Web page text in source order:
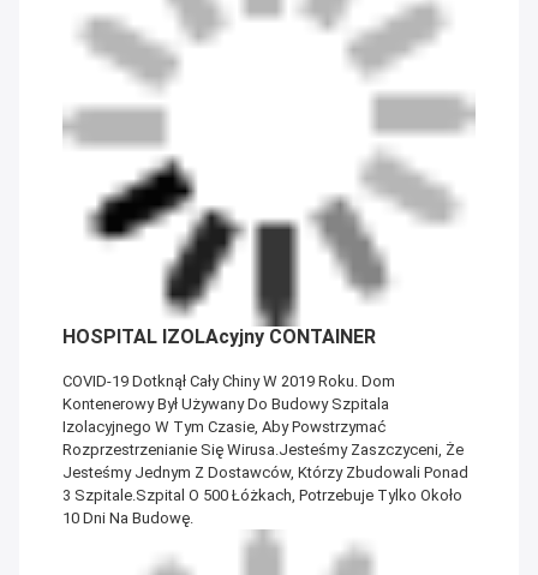
HOSPITAL IZOLAcyjny CONTAINER
COVID-19 Dotknął Cały Chiny W 2019 Roku. Dom
Kontenerowy Był Używany Do Budowy Szpitala
Izolacyjnego W Tym Czasie, Aby Powstrzymać
Rozprzestrzenianie Się Wirusa.Jesteśmy Zaszczyceni, Że
Jesteśmy Jednym Z Dostawców, Którzy Zbudowali Ponad
3 Szpitale.Szpital O 500 Łóżkach, Potrzebuje Tylko Około
10 Dni Na Budowę.